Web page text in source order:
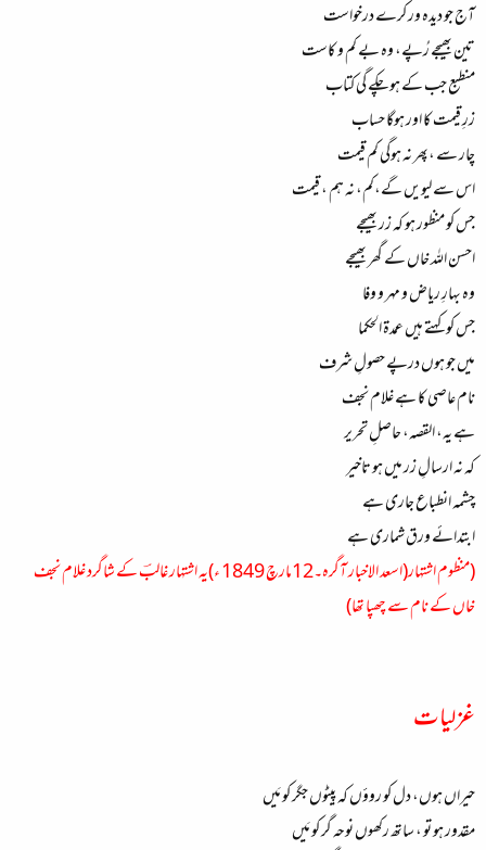
آج جو دیدہ ور کرے درخواست
تین بھیجے رُپے، وہ بے کم و کاست
منطبع جب کے ہو چکے گی کتاب
زرِ قیمت کا اور ہوگا حساب
چار سے ،پھر نہ ہوگی کم قیمت
اس سے لیویں گے،کم، نہ ہم ، قیمت
جس کو منظور ہو کہ زر بھیجے
احسن اللہ خاں کے گھر بھیجے
وہ بہارِ ریاض و مہر و وفا
جس کو کہتے ہیں عمدۃ الحکما
میں جو ہوں درپے حصولِ شرف
نام عاصی کا ہے غلام نجف
ہے یہ، القصہ، حاصلِ تحریر
کہ نہ ارسالِ زر میں ہو تاخیر
چشمہ انطباع جاری ہے
ابتدائے ورق شماری ہے
(منظوم اشتہار(اسعد الاخبار آگرہ۔12مارچ 1849 ء)یہ اشتہار غالبؔ کے شاگرد غلام نجف
خاں کے نام سے چھپا تھا)
غزلیات
حیراں ہوں، دل کو روؤں کہ پیٹوں جگر کو مَیں
مقدور ہو تو ، ساتھ رکھوں نوحہ گر کو مَیں